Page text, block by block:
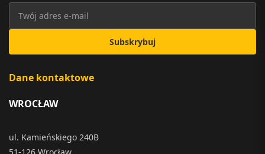
Subskrybuj
Dane kontaktowe
WROCŁAW
ul. Kamieńskiego 240B